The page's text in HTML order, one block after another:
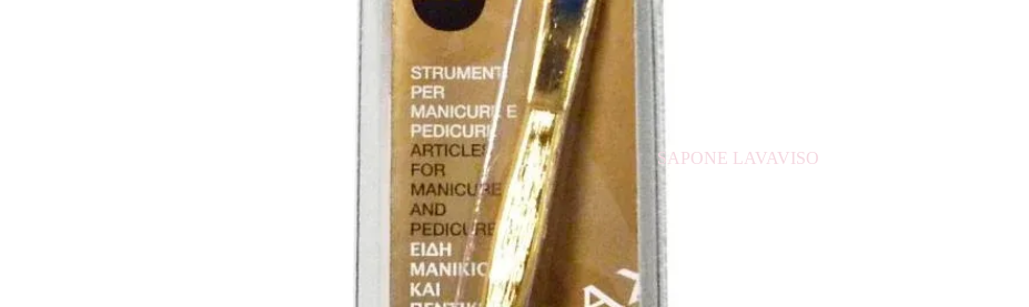
LACCA PER CAPELLI
MASCHERA PER CAPELLI
PROTETTIVO PER CAPELLI
RISTRUTTURANTE PER CAPELLI
SCHIUMA PER CAPELLI
ACCESSORI
SAPONE LAVAVISO
TONICO VISO
LATTE
DETERGENTE